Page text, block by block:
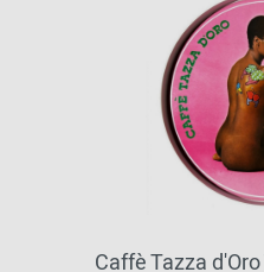
Caffè Tazza